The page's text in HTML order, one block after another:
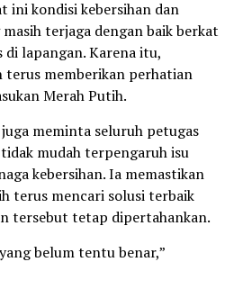
ini kondisi kebersihan dan
terjaga dengan baik berkat
di lapangan. Karena itu,
terus memberikan perhatian
Merah Putih.
meminta seluruh petugas
mudah terpengaruh isu
kebersihan. Ia memastikan
terus mencari solusi terbaik
tersebut tetap dipertahankan.
belum tentu benar,”